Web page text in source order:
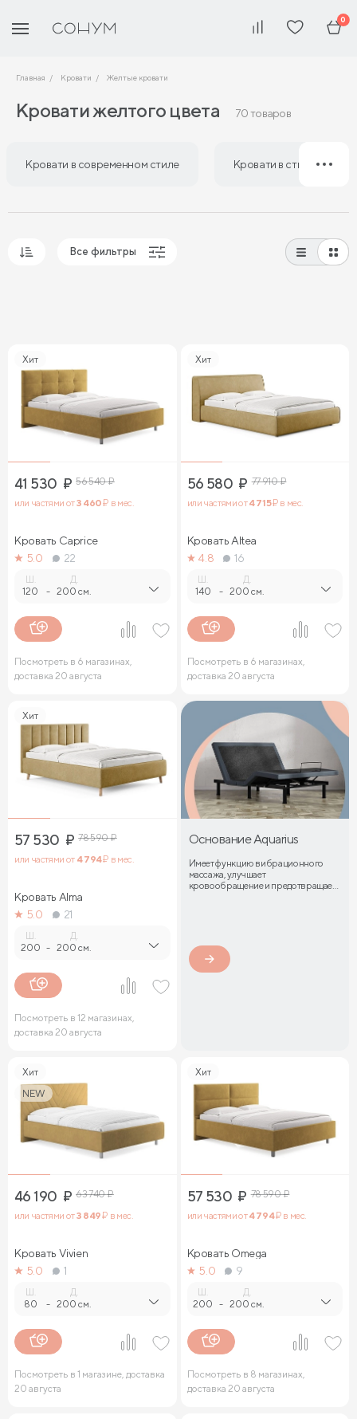
0
Главная Кровати Желтые кровати
Кровати желтого цвета 70 товаров
Кровати в современном стиле Кровати в стиле лофт
Все фильтры
Хит
41 530 ₽ 56 540₽
или частями от3 460₽ в мес.
Кровать Caprice
5.0
22
Ш.
120 -
Д.
200 см.
Посмотреть в 6 магазинах,
доставка 20 августа
Хит
56 580 ₽ 77 910₽
или частями от4 715₽ в мес.
Кровать Altea
4.8
16
Ш.
140 -
Д.
200 см.
Посмотреть в 6 магазинах,
доставка 20 августа
Хит
57 530 ₽ 78 590₽
или частями от 4 794₽ в мес.
Кровать Alma
5.0
21
200 -
Д.
200 см.
Посмотреть в 12 магазинах,
доставка 20 августа
Основание Aquarius
Имеет функцию вибрационного
массажа, улучшает
кровообращение и предотвращает
Хит
NEW
46 190 ₽ 63 740₽
или частями от3 849₽ в мес.
Кровать Vivien
5.0
1
80 -
Д.
200 см.
Посмотреть в 1 магазине, доставка
20 августа
Хит
57 530 ₽ 78 590₽
или частями от4 794₽ в мес.
Кровать Omega
5.0
9
200 -
Д.
200 см.
Посмотреть в 8 магазинах,
доставка 20 августа